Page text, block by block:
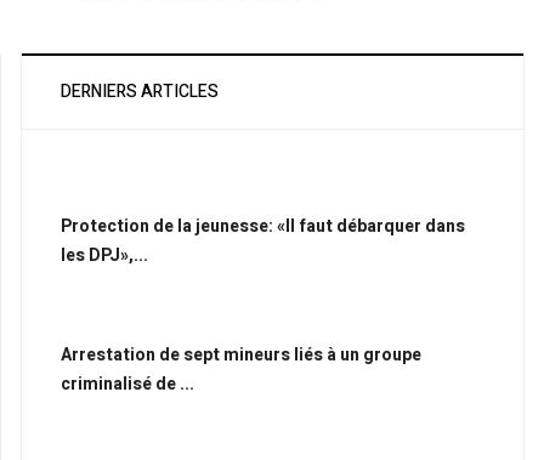
DERNIERS ARTICLES
Protection de la jeunesse: «Il faut débarquer dans
les DPJ»,...
Arrestation de sept mineurs liés à un groupe
criminalisé de ...